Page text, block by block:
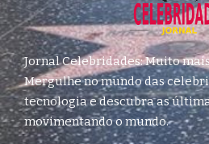
Jornal Celebridades: Muito
Mergulhe no mundo das
tecnologia e descubra as
movimentando o mundo.